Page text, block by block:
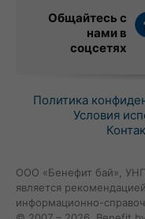
Общайтесь с
нами в
соцсетях
Политика
Условия
ООО «Бенефит бай»,
является
информационно-